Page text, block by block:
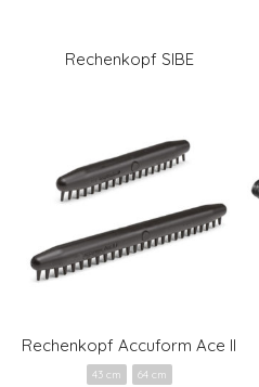
Rechenkopf SIBE
Rechenkopf Accuform Ace II
43 cm 64 cm